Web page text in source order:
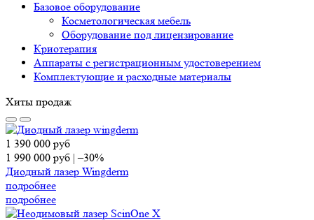
Базовое оборудование
Косметологическая мебель
Оборудование под лицензирование
Криотерапия
Аппараты c регистрационным удостоверением
Комплектующие и расходные материалы
Хиты продаж
1 390 000 руб
1 990 000 руб |–30%
Диодный лазер Wingderm
подробнее
подробнее